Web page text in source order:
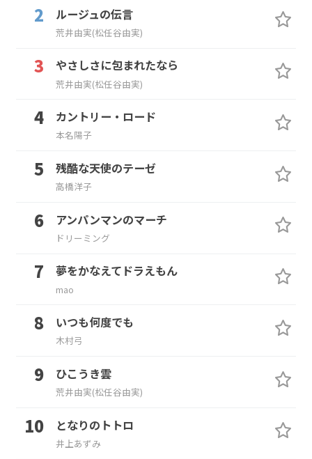
ルージュの伝言
荒井由実(松任谷由実)
やさしさに包まれたなら
荒井由実(松任谷由実)
カントリー・ロード
本名陽子
残酷な天使のテーゼ
高橋洋子
アンパンマンのマーチ
ドリーミング
夢をかなえてドラえもん
mao
いつも何度でも
木村弓
ひこうき雲
荒井由実(松任谷由実)
となりのトトロ
井上あずみ